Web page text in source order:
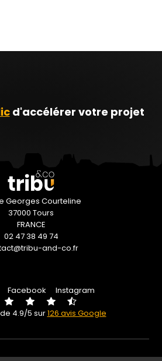
d'accélérer votre projet
Georges Courteline
37000 Tours
FRANCE
02 47 38 49 74
and-co.fr
Facebook Instagram
4.9/5 sur126 avis Google